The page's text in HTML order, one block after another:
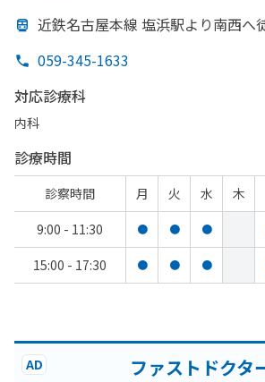
近鉄名古屋本線 塩浜駅より南西へ
059-345-1633
対応診療科
内科
診療時間
診察時間 月 火 水 木
9:00 - 11:30
● ● ●
15:00 - 17:30 ● ● ●
AD ファストドクタ